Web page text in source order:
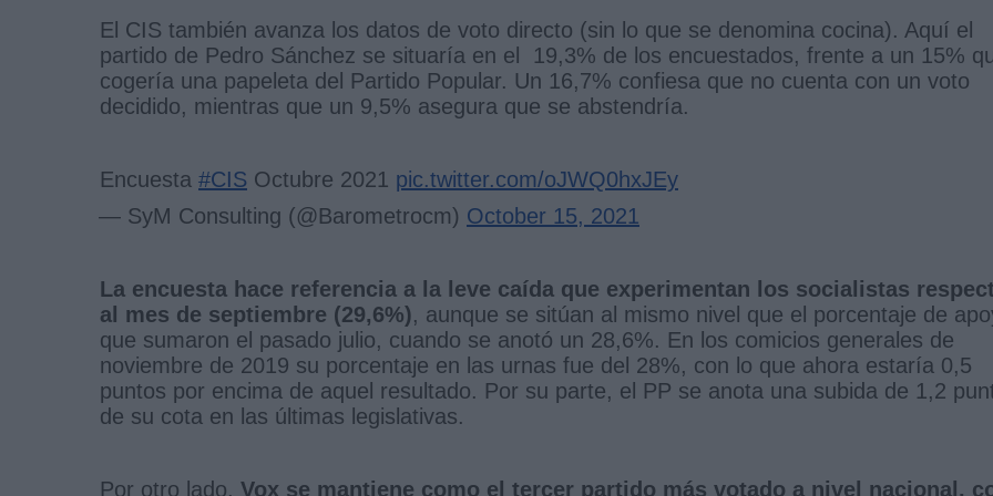
El CIS también avanza los datos de voto directo (sin lo que se denomina cocina). Aquí el
partido de Pedro Sánchez se situaría en el 19,3% de los encuestados, frente a un 15%
cogería una papeleta del Partido Popular. Un 16,7% confiesa que no cuenta con un voto
decidido, mientras que un 9,5% asegura que se abstendría.
Encuesta #CIS Octubre 2021 pic.twitter.com/oJWQ0hxJEy
— SyM Consulting (@Barometrocm) October 15, 2021
La encuesta hace referencia a la leve caída que experimentan los socialistas
al mes de septiembre (29,6%), aunque se sitúan al mismo nivel que el porcentaje de
que sumaron el pasado julio, cuando se anotó un 28,6%. En los comicios generales de
noviembre de 2019 su porcentaje en las urnas fue del 28%, con lo que ahora estaría 0,5
puntos por encima de aquel resultado. Por su parte, el PP se anota una subida de 1,2
de su cota en las últimas legislativas.
Por otro lado, Vox se mantiene como el tercer partido más votado a nivel nacional,